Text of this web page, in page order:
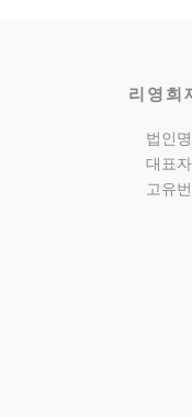
리영희
법인
대표
고유